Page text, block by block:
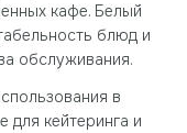
кафе. Белый
блюд и
обслуживания.
в
для кейтеринга и